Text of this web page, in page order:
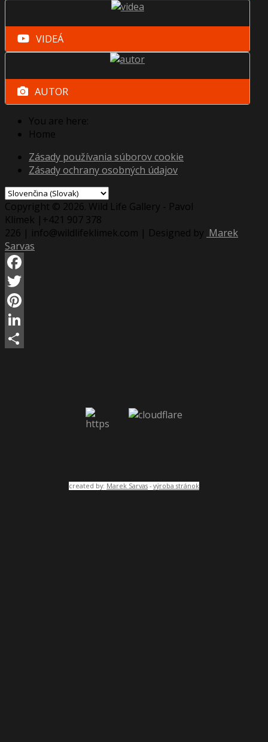
VIDEÁ
AUTOR
You are here:
Home
Zásady používania súborov cookie
Zásady ochrany osobných údajov
Copyright © 2026. Wild Life Gallery - Pavol
Klimek |+421 907 378
226 | info@wildlifeklimek.com | Designed by Marek
Sarvas
Facebook
Twitter
Pinterest
LinkedIn
created by: Marek Sarvas - výroba stránok